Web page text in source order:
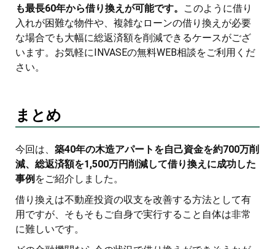
も最長60年から借り換えが可能です。
このように借り
入れが困難な物件や、複雑なローンの借り換えが必要
な場合でも大幅に総返済額を削減できるケースがござ
います。お気軽にINVASEの無料WEB相談をご利用くだ
さい。
まとめ
今回は、 築40年の木造アパートを自己資金を約700万削
減、総返済額を1,500万円削減して借り換えに成功した
事例 をご紹介しました。
借り換えは不動産投資の収支を改善する方法として有
用ですが、そもそもご自身で実行すること自体は非常
に難しいです。